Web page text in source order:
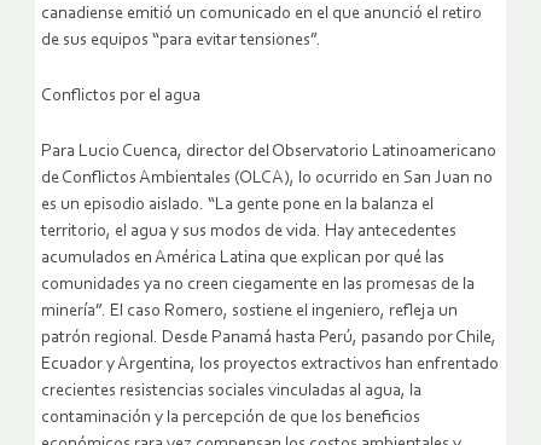
canadiense emitió un comunicado en el que anunció el retiro
de sus equipos “para evitar tensiones”.
Conflictos por el agua
Para Lucio Cuenca, director del Observatorio Latinoamericano
de Conflictos Ambientales (OLCA), lo ocurrido en San Juan no
es un episodio aislado. “La gente pone en la balanza el
territorio, el agua y sus modos de vida. Hay antecedentes
acumulados en América Latina que explican por qué las
comunidades ya no creen ciegamente en las promesas de la
minería”. El caso Romero, sostiene el ingeniero, refleja un
patrón regional. Desde Panamá hasta Perú, pasando por Chile,
Ecuador y Argentina, los proyectos extractivos han enfrentado
crecientes resistencias sociales vinculadas al agua, la
contaminación y la percepción de que los beneficios